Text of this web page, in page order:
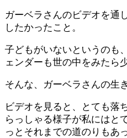
ガーベラさんのビデオを通
したかったこと。
子どもがいないというのも
ェンダーも世の中をみたら
そんな、ガーベラさんの生
ビデオを見ると、とても落
らっしゃる様子が私にはと
っとそれまでの道のりもあ